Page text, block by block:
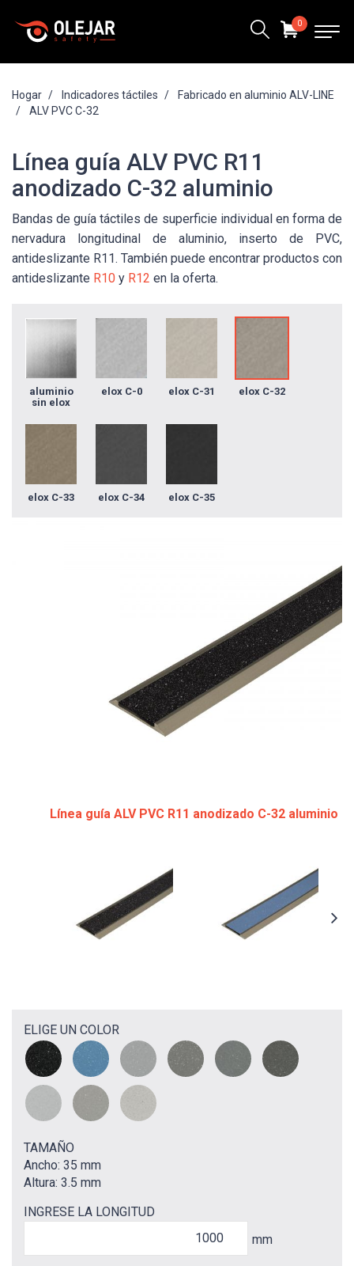
Hogar Indicadores táctiles
Fabricado en aluminio ALV-LINE
ALV PVC C-32
Línea guía ALV PVC R11
anodizado C-32 aluminio
Bandas de guía táctiles de superficie individual en forma de
nervadura longitudinal de aluminio, inserto de PVC,
antideslizante R11. También puede encontrar productos con
antideslizante R10 y R12 en la oferta.
aluminio
sin elox
elox C-0 elox C-31 elox C-32
elox C-33 elox C-34 elox C-35
Línea guía ALV PVC R11 anodizado C-32 aluminio
ELIGE UN COLOR
TAMAÑO
Ancho: 35 mm
Altura: 3.5 mm
INGRESE LA LONGITUD
mm
0